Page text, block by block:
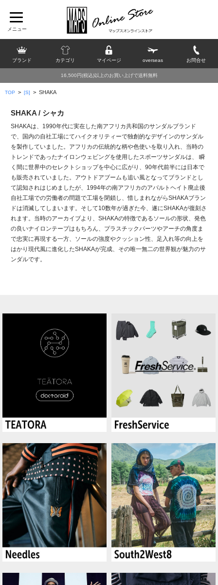
ブランド カテゴリ マイページ overseas お問合せ
16,500円(税込)以上のお買い上げで送料無料
TOP > [S] > SHAKA
SHAKA / シャカ
SHAKAは、1990年代に実在した南アフリカ共和国のサンダルブランド
で、国内の自社工場にてハイクオリティーで独創的なデザインのサンダル
を製作していました。アフリカの伝統的な柄や色使いを取り入れ、当時の
トレンドであったナイロンウェビングを使用したスポーツサンダルは、 瞬
く間に世界中のセレクトショップを中心に広がり、90年代前半には日本で
も販売されていました。アウトドアブームも追い風となってブランドとし
て認知されはじめましたが、1994年の南アフリカのアパルトヘイト廃止後
自社工場での労働者の問題で工場を閉鎖し、惜しまれながらSHAKAブラン
ドは消滅してしまいます。そして10数年が過ぎた今、遂にSHAKAが復刻さ
れます。当時のアーカイブより、SHAKAの特徴であるソールの形状、発色
の良いナイロンテープはもちろん、プラスチックパーツやアーチの角度ま
で忠実に再現する一方、ソールの強度やクッション性、足入れ等の向上を
はかり現代風に進化したSHAKAが完成、その唯一無二の世界観が魅力のサ
ンダルです。